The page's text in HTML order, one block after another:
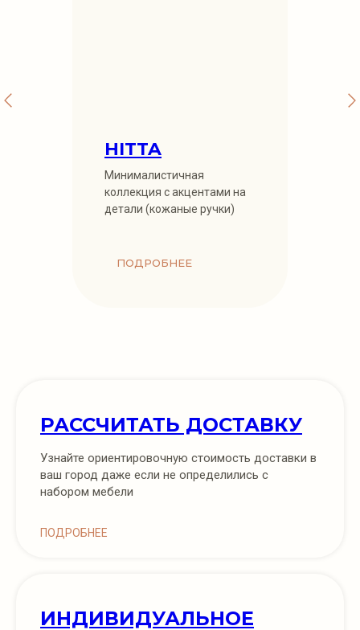
HITTA
Минималистичная
коллекция с акцентами на
детали (кожаные ручки)
ПОДРОБНЕЕ
РАССЧИТАТЬ ДОСТАВКУ
Узнайте ориентировочную стоимость доставки в
ваш город даже если не определились с
набором мебели
ПОДРОБНЕЕ
ИНДИВИДУАЛЬНОЕ